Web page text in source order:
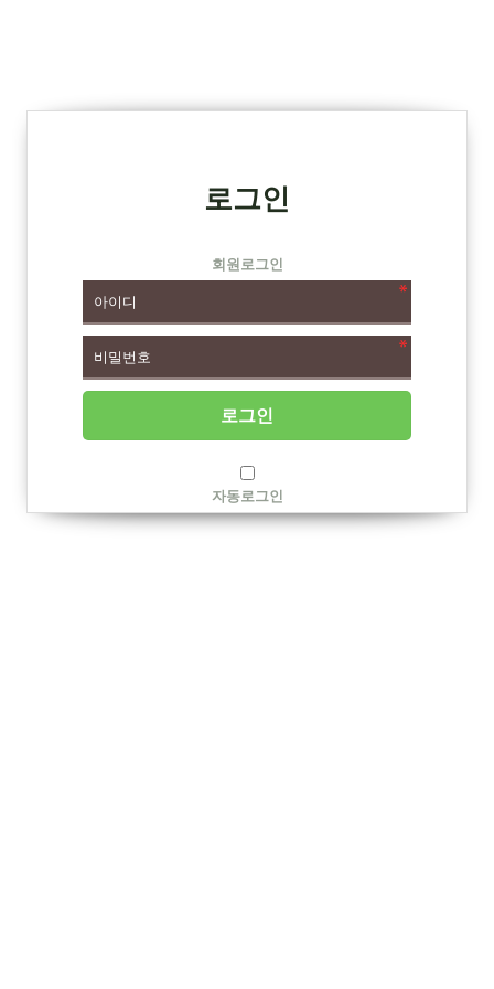
로그인
회원로그인
자동로그인